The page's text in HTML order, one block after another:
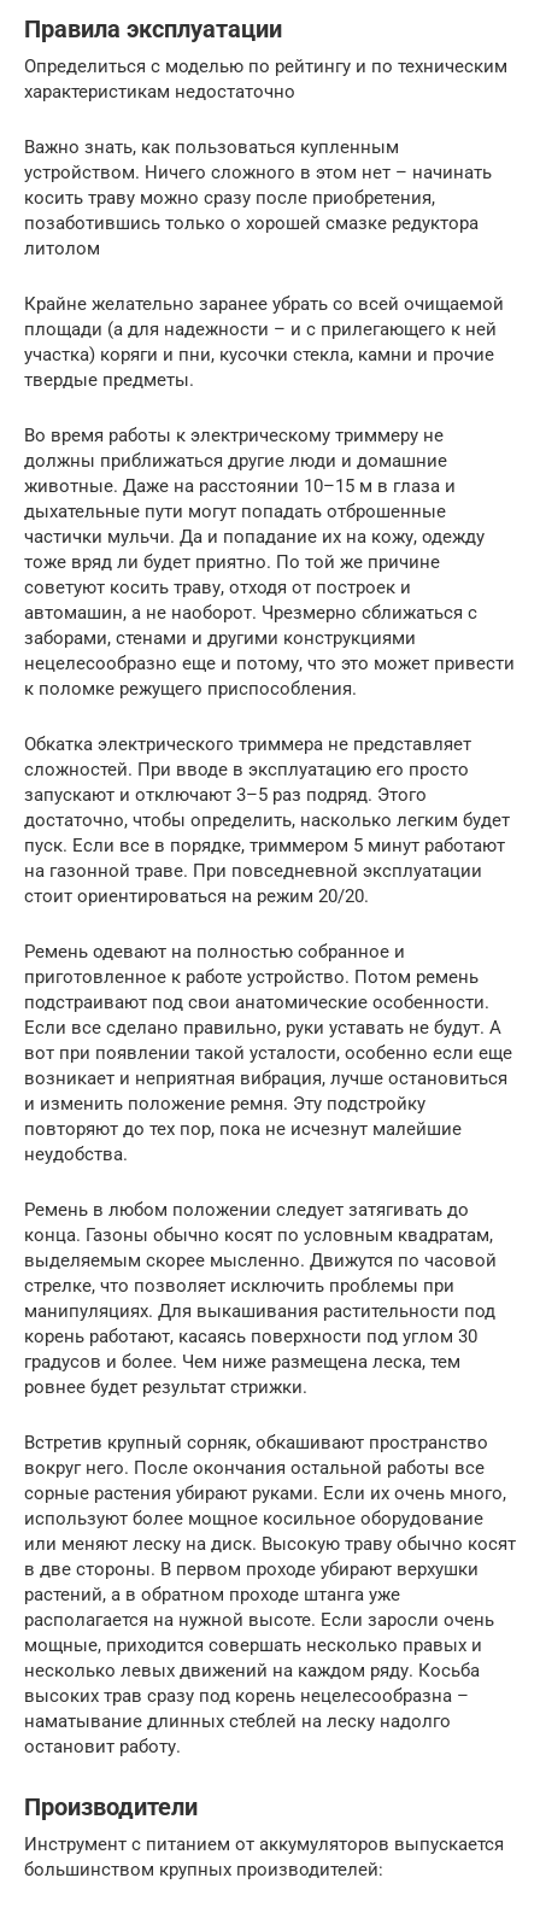
Правила эксплуатации
Определиться с моделью по рейтингу и по техническим
характеристикам недостаточно
Важно знать, как пользоваться купленным
устройством. Ничего сложного в этом нет – начинать
косить траву можно сразу после приобретения,
позаботившись только о хорошей смазке редуктора
литолом
Крайне желательно заранее убрать со всей очищаемой
площади (а для надежности – и с прилегающего к ней
участка) коряги и пни, кусочки стекла, камни и прочие
твердые предметы.
Во время работы к электрическому триммеру не
должны приближаться другие люди и домашние
животные. Даже на расстоянии 10–15 м в глаза и
дыхательные пути могут попадать отброшенные
частички мульчи. Да и попадание их на кожу, одежду
тоже вряд ли будет приятно. По той же причине
советуют косить траву, отходя от построек и
автомашин, а не наоборот. Чрезмерно сближаться с
заборами, стенами и другими конструкциями
нецелесообразно еще и потому, что это может привести
к поломке режущего приспособления.
Обкатка электрического триммера не представляет
сложностей. При вводе в эксплуатацию его просто
запускают и отключают 3–5 раз подряд. Этого
достаточно, чтобы определить, насколько легким будет
пуск. Если все в порядке, триммером 5 минут работают
на газонной траве. При повседневной эксплуатации
стоит ориентироваться на режим 20/20.
Ремень одевают на полностью собранное и
приготовленное к работе устройство. Потом ремень
подстраивают под свои анатомические особенности.
Если все сделано правильно, руки уставать не будут. А
вот при появлении такой усталости, особенно если еще
возникает и неприятная вибрация, лучше остановиться
и изменить положение ремня. Эту подстройку
повторяют до тех пор, пока не исчезнут малейшие
неудобства.
Ремень в любом положении следует затягивать до
конца. Газоны обычно косят по условным квадратам,
выделяемым скорее мысленно. Движутся по часовой
стрелке, что позволяет исключить проблемы при
манипуляциях. Для выкашивания растительности под
корень работают, касаясь поверхности под углом 30
градусов и более. Чем ниже размещена леска, тем
ровнее будет результат стрижки.
Встретив крупный сорняк, обкашивают пространство
вокруг него. После окончания остальной работы все
сорные растения убирают руками. Если их очень много,
используют более мощное косильное оборудование
или меняют леску на диск. Высокую траву обычно косят
в две стороны. В первом проходе убирают верхушки
растений, а в обратном проходе штанга уже
располагается на нужной высоте. Если заросли очень
мощные, приходится совершать несколько правых и
несколько левых движений на каждом ряду. Косьба
высоких трав сразу под корень нецелесообразна –
наматывание длинных стеблей на леску надолго
остановит работу.
Производители
Инструмент с питанием от аккумуляторов выпускается
большинством крупных производителей: